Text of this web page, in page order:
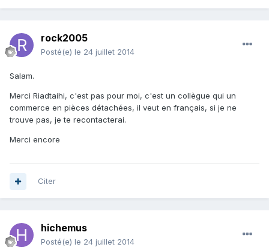
rock2005
Posté(e) le 24 juillet 2014
Salam.
Merci Riadtaihi, c'est pas pour moi, c'est un collègue qui un
commerce en pièces détachées, il veut en français, si je ne
trouve pas, je te recontacterai.
Merci encore
Citer
hichemus
Posté(e) le 24 juillet 2014